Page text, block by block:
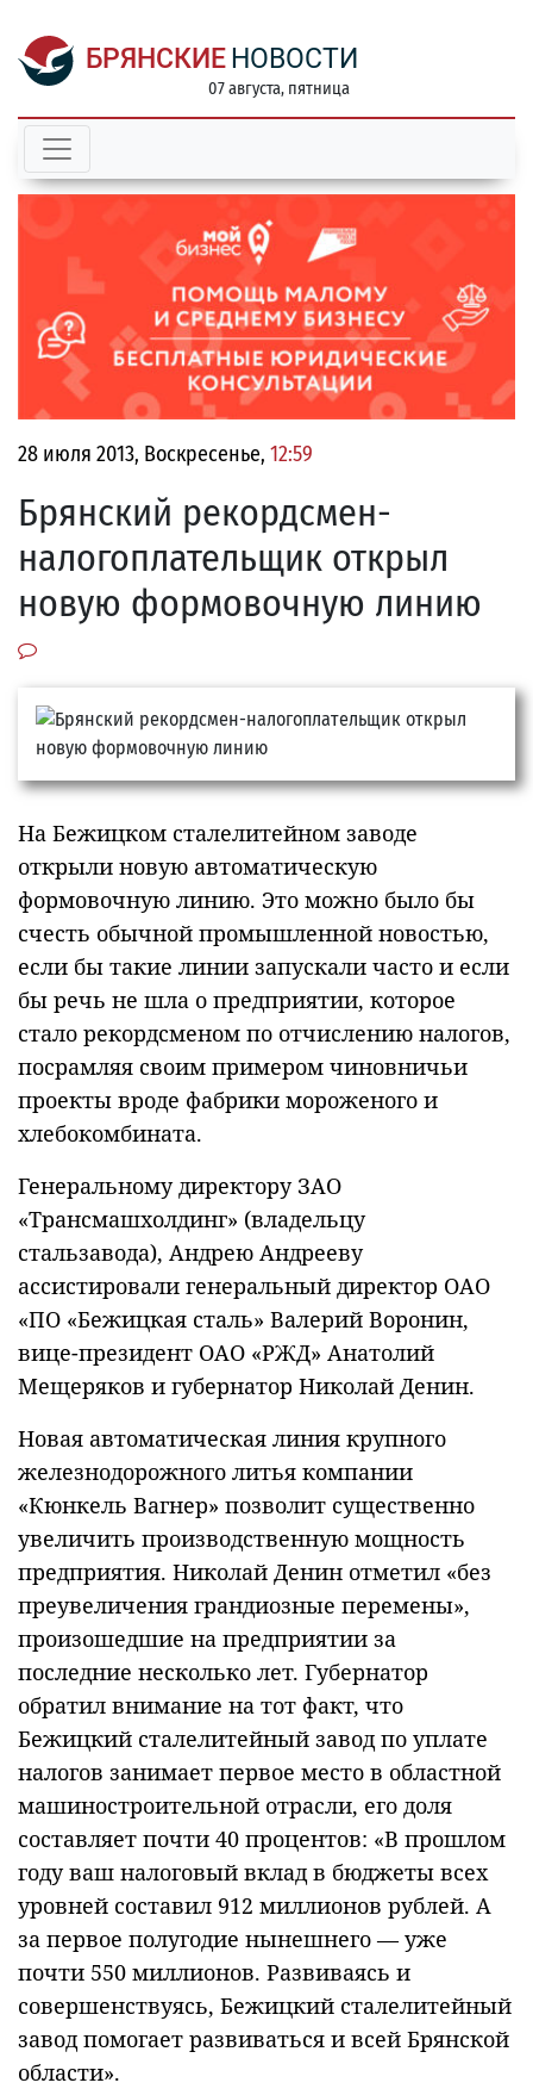
БРЯНСКИЕ НОВОСТИ
07 августа, пятница
28 июля 2013, Воскресенье, 12:59
Брянский рекордсмен-
налогоплательщик открыл
новую формовочную линию
На Бежицком сталелитейном заводе
открыли новую автоматическую
формовочную линию. Это можно было бы
счесть обычной промышленной новостью,
если бы такие линии запускали часто и если
бы речь не шла о предприятии, которое
стало рекордсменом по отчислению налогов,
посрамляя своим примером чиновничьи
проекты вроде фабрики мороженого и
хлебокомбината.
Генеральному директору ЗАО
«Трансмашхолдинг» (владельцу
стальзавода), Андрею Андрееву
ассистировали генеральный директор ОАО
«ПО «Бежицкая сталь» Валерий Воронин,
вице-президент ОАО «РЖД» Анатолий
Мещеряков и губернатор Николай Денин.
Новая автоматическая линия крупного
железнодорожного литья компании
«Кюнкель Вагнер» позволит существенно
увеличить производственную мощность
предприятия. Николай Денин отметил «без
преувеличения грандиозные перемены»,
произошедшие на предприятии за
последние несколько лет. Губернатор
обратил внимание на тот факт, что
Бежицкий сталелитейный завод по уплате
налогов занимает первое место в областной
машиностроительной отрасли, его доля
составляет почти 40 процентов: «В прошлом
году ваш налоговый вклад в бюджеты всех
уровней составил 912 миллионов рублей. А
за первое полугодие нынешнего — уже
почти 550 миллионов. Развиваясь и
совершенствуясь, Бежицкий сталелитейный
завод помогает развиваться и всей Брянской
области».